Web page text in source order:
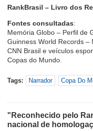
RankBrasil – Livro dos
Fontes consultadas:
Memória Globo – Perfil de
Guinness World Records –
CNN Brasil e veículos
Copas do Mundo.
Tags: Narrador Copa Do
"Reconhecido pelo
nacional de